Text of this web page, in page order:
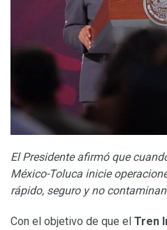
El Presidente afirmó que
México-Toluca inicie
rápido, seguro y no
Con el objetivo de que el Tren